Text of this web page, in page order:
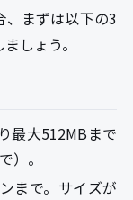
、まずは以下の3
しょう。
最大512MBまで
）。
まで。サイズが